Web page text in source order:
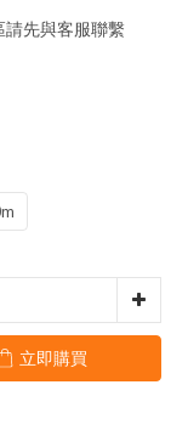
先與客服聯繫
立即購買